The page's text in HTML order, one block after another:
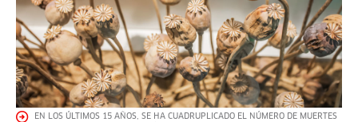
EN LOS ÚLTIMOS 15 AÑOS, SE HA CUADRUPLICADO EL NÚMERO DE MUERTES